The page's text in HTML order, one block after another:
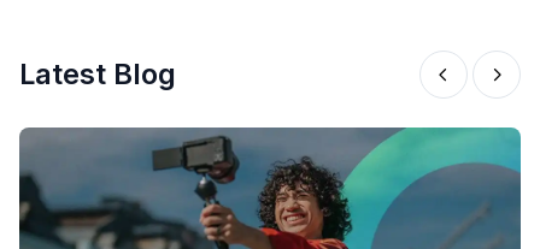
Latest Blog